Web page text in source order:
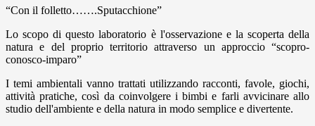
“Con il folletto…….Sputacchione”
Lo scopo di questo laboratorio è l'osservazione e la scoperta della
natura e del proprio territorio attraverso un approccio “scopro-
conosco-imparo”
I temi ambientali vanno trattati utilizzando racconti, favole, giochi,
attività pratiche, così da coinvolgere i bimbi e farli avvicinare allo
studio dell'ambiente e della natura in modo semplice e divertente.